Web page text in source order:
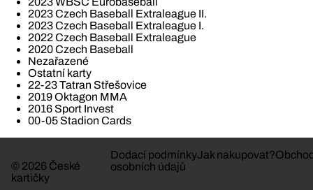
2023 Czech Baseball Extraleague II.
2023 Czech Baseball Extraleague I.
2022 Czech Baseball Extraleague
2020 Czech Baseball
Nezařazené
Ostatní karty
22-23 Tatran Střešovice
2019 Oktagon MMA
2016 Sport Invest
00-05 Stadion Cards
© 2026 České
kartičky
Dodací podmínkyJak nakupovat?
osobních údajů